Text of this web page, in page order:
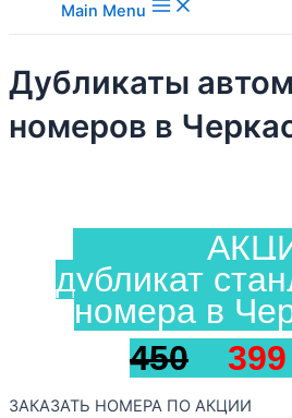
Main Menu
Дубликаты
номеров в
дубликат
номера в
450
399
ЗАКАЗАТЬ НОМЕРА ПО АКЦИИ